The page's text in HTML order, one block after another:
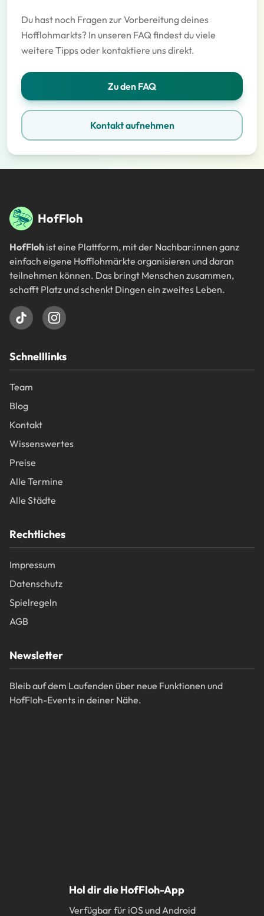
Du hast noch Fragen zur Vorbereitung deines
Hofflohmarkts? In unseren FAQ findest du viele
weitere Tipps oder kontaktiere uns direkt.
Zu den FAQ
Kontakt aufnehmen
FußbereichHofFloh
HofFloh ist eine Plattform, mit der Nachbar:innen ganz
einfach eigene Hofflohmärkte organisieren und daran
teilnehmen können. Das bringt Menschen zusammen,
schafft Platz und schenkt Dingen ein zweites Leben.
Schnelllinks
Team
Blog
Kontakt
Wissenswertes
Preise
Alle Termine
Alle Städte
Rechtliches
Impressum
Datenschutz
Spielregeln
AGB
Newsletter
Bleib auf dem Laufenden über neue Funktionen und
HofFloh-Events in deiner Nähe.
Hol dir die HofFloh-App
Verfügbar für iOS und Android